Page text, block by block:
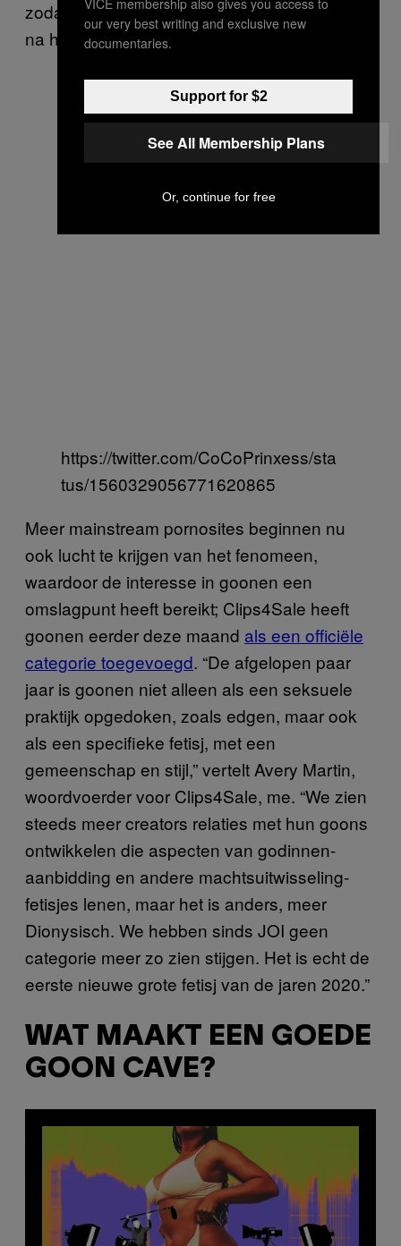
zodanig vertrouwt dat je niet meer voor jezelf
na hoeft te denken.”
https://twitter.com/CoCoPrinxess/sta
tus/1560329056771620865
Meer mainstream pornosites beginnen nu
ook lucht te krijgen van het fenomeen,
waardoor de interesse in goonen een
omslagpunt heeft bereikt; Clips4Sale heeft
goonen eerder deze maand als een officiële
categorie toegevoegd. “De afgelopen paar
jaar is goonen niet alleen als een seksuele
praktijk opgedoken, zoals edgen, maar ook
als een specifieke fetisj, met een
gemeenschap en stijl,” vertelt Avery Martin,
woordvoerder voor Clips4Sale, me. “We zien
steeds meer creators relaties met hun goons
ontwikkelen die aspecten van godinnen-
aanbidding en andere machtsuitwisseling-
fetisjes lenen, maar het is anders, meer
Dionysisch. We hebben sinds JOI geen
categorie meer zo zien stijgen. Het is echt de
eerste nieuwe grote fetisj van de jaren 2020.”
WAT MAAKT EEN GOEDE
GOON CAVE?
our very best writing and exclusive new
documentaries.
Support for $2
See All Membership Plans
Or, continue for free